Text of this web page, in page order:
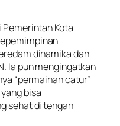
Kota
dinamika dan
Ia pun mengingatkan
“permainan catur”
bisa
sehat di tengah